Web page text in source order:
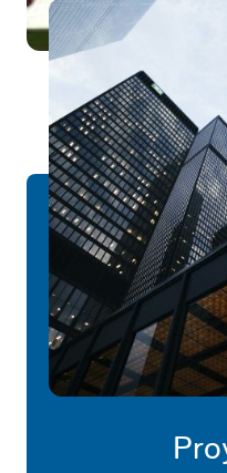
Escuela